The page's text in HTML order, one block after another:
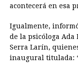
acontecerá en esa
Igualmente,
de la psicóloga
Serra Larín,
inaugural titulada: